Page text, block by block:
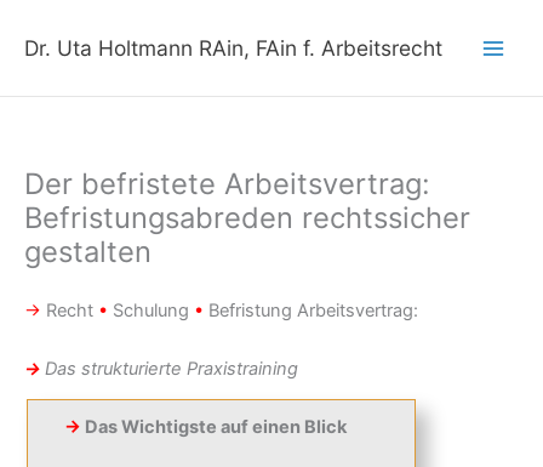
InhaltDr. Uta Holtmann RAin, FAin f. Arbeitsrecht
Der befristete Arbeitsvertrag:
Befristungsabreden rechtssicher
gestalten
→ Recht • Schulung • Befristung Arbeitsvertrag:
→ Das strukturierte Praxistraining
→ Das Wichtigste auf einen Blick